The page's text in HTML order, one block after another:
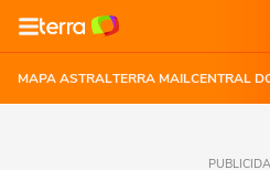
MAPA ASTRALTERRA MAILCENTRAL